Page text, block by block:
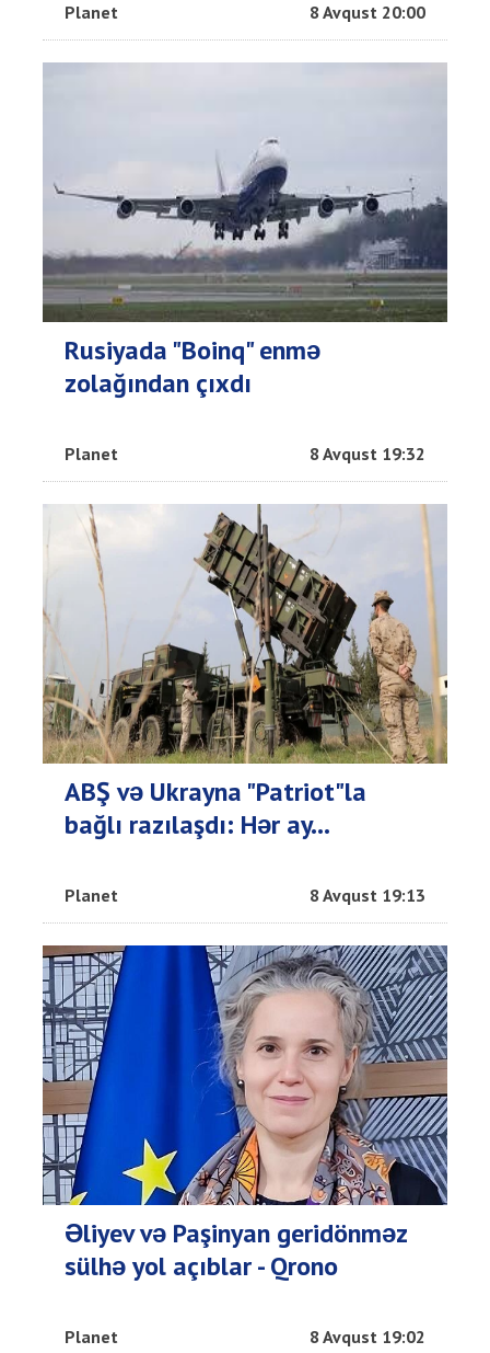
Planet 8 Avqust 20:00
Rusiyada "Boinq" enmə
zolağından çıxdı
Planet 8 Avqust 19:32
ABŞ və Ukrayna "Patriot"la
bağlı razılaşdı: Hər ay...
Planet 8 Avqust 19:13
Əliyev və Paşinyan geridönməz
sülhə yol açıblar - Qrono
Planet 8 Avqust 19:02